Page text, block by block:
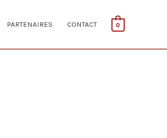
PARTENAIRES CONTACT 0